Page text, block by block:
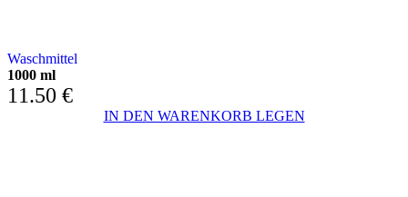
Waschmittel
1000 ml
11.50 €
IN DEN WARENKORB LEGEN